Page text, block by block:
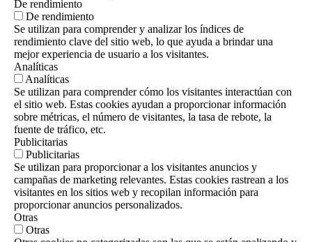
De rendimiento
De rendimiento
Se utilizan para comprender y analizar los índices de
rendimiento clave del sitio web, lo que ayuda a brindar una
mejor experiencia de usuario a los visitantes.
Analíticas
Analíticas
Se utilizan para comprender cómo los visitantes interactúan con
el sitio web. Estas cookies ayudan a proporcionar información
sobre métricas, el número de visitantes, la tasa de rebote, la
fuente de tráfico, etc.
Publicitarias
Publicitarias
Se utilizan para proporcionar a los visitantes anuncios y
campañas de marketing relevantes. Estas cookies rastrean a los
visitantes en los sitios web y recopilan información para
proporcionar anuncios personalizados.
Otras
Otras